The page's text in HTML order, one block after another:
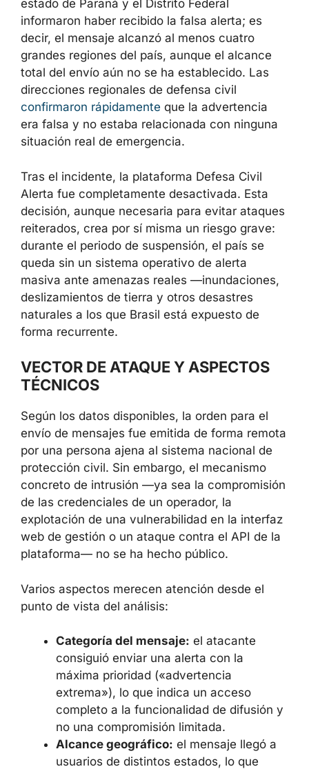
el estado de Paraná y el Distrito Federal
informaron haber recibido la falsa alerta; es
decir, el mensaje alcanzó al menos cuatro
grandes regiones del país, aunque el alcance
total del envío aún no se ha establecido. Las
direcciones regionales de defensa civil
confirmaron rápidamente que la advertencia
era falsa y no estaba relacionada con ninguna
situación real de emergencia.
Tras el incidente, la plataforma Defesa Civil
Alerta fue completamente desactivada. Esta
decisión, aunque necesaria para evitar
ataques reiterados, crea por sí misma un
riesgo grave: durante el periodo de
suspensión, el país se queda sin un sistema
operativo de alerta masiva ante amenazas
reales —inundaciones, deslizamientos de
tierra y otros desastres naturales a los que
Brasil está expuesto de forma recurrente.
VECTOR DE ATAQUE Y ASPECTOS
TÉCNICOS
Según los datos disponibles, la orden para el
envío de mensajes fue emitida de forma
remota por una persona ajena al sistema
nacional de protección civil. Sin embargo, el
mecanismo concreto de intrusión —ya sea la
compromisión de las credenciales de un
operador, la explotación de una vulnerabilidad
en la interfaz web de gestión o un ataque
contra el API de la plataforma— no se ha
Varios aspectos merecen atención desde el
Categoría del mensaje:el atacante
consiguió enviar una alerta con la
máxima prioridad («advertencia
extrema»), lo que indica un acceso
completo a la funcionalidad de difusión
y no una compromisión limitada.